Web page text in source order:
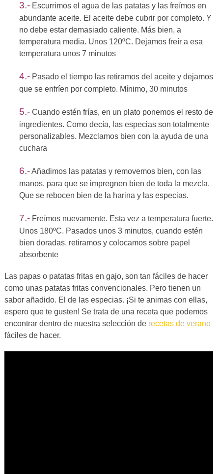
3.-Escurrimos el agua de las patatas y las freímos en
abundante aceite. El aceite debe cubrir por completo. Y
no debe estar demasiado caliente. Más bien, a
temperatura media. Unos 120ºC. Dejamos freír a esa
temperatura unos 7 minutos
4.-Pasado el tiempo las retiramos del aceite y dejamos
que se enfríen por completo. Mínimo, 30 minutos
5.-Cuando estén frías, en un plato ponemos el resto de
ingredientes. Como decía, las especias son totalmente
personalizables. Mezclamos bien con la ayuda de una
cuchara
6.-Añadimos las patatas y removemos bien, con las
manos, para que se impregnen bien de toda la mezcla.
Que se rebocen bien de la harina y las especias.
7.-Freímos nuevamente. Esta vez a temperatura fuerte.
Unos 180ºC. Pasados unos 3 minutos, cuando estén
bien doradas, retiramos y colocamos sobre papel
absorbente
Las papas o patatas fritas en gajo, son tan fáciles de hacer
como unas patatas fritas convencionales. Pero tienen un
sabor añadido. El de las especias. ¡Si te animas con ellas,
espero que te gusten! Se trata de una receta que podemos
encontrar dentro de nuestra selección de recetas de verano
fáciles de hacer.